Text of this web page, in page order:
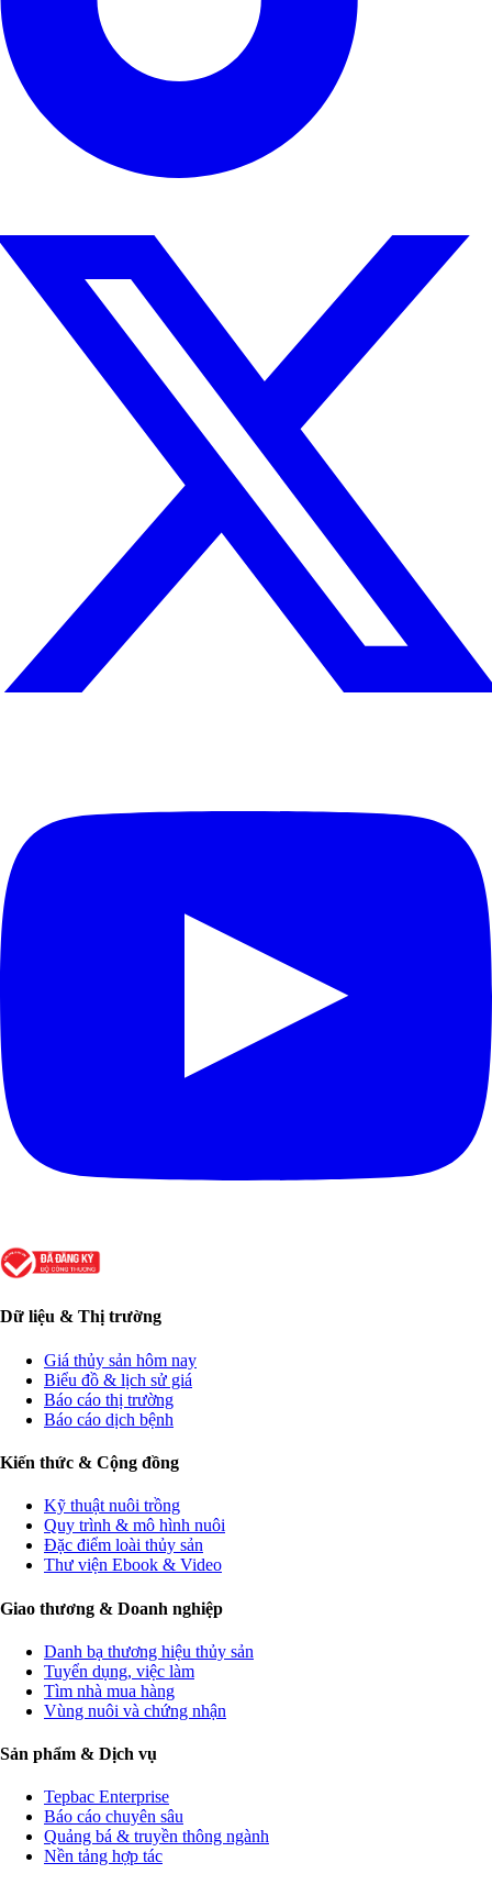
Dữ liệu & Thị trường
Giá thủy sản hôm nay
Biểu đồ & lịch sử giá
Báo cáo thị trường
Báo cáo dịch bệnh
Kiến thức & Cộng đồng
Kỹ thuật nuôi trồng
Quy trình & mô hình nuôi
Đặc điểm loài thủy sản
Thư viện Ebook & Video
Giao thương & Doanh nghiệp
Danh bạ thương hiệu thủy sản
Tuyển dụng, việc làm
Tìm nhà mua hàng
Vùng nuôi và chứng nhận
Sản phẩm & Dịch vụ
Tepbac Enterprise
Báo cáo chuyên sâu
Quảng bá & truyền thông ngành
Nền tảng hợp tác